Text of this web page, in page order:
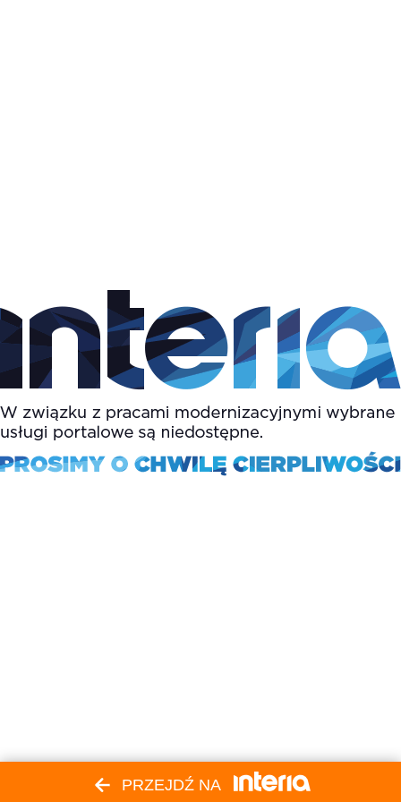
PRZEJDŹ NA